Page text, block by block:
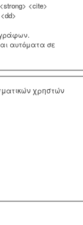
<cite>
αυτόματα σε
χρηστών